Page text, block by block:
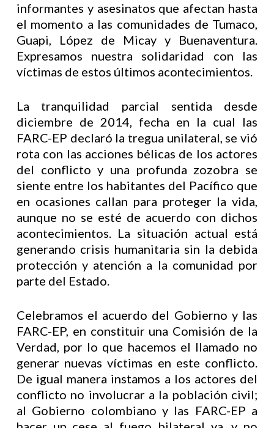
informantes y asesinatos que afectan hasta
el momento a las comunidades de Tumaco,
Guapi, López de Micay y Buenaventura.
Expresamos nuestra solidaridad con las
víctimas de estos últimos acontecimientos.
La tranquilidad parcial sentida desde
diciembre de 2014, fecha en la cual las
FARC-EP declaró la tregua unilateral, se vió
rota con las acciones bélicas de los actores
del conflicto y una profunda zozobra se
siente entre los habitantes del Pacífico que
en ocasiones callan para proteger la vida,
aunque no se esté de acuerdo con dichos
acontecimientos. La situación actual está
generando crisis humanitaria sin la debida
protección y atención a la comunidad por
parte del Estado.
Celebramos el acuerdo del Gobierno y las
FARC-EP, en constituir una Comisión de la
Verdad, por lo que hacemos el llamado no
generar nuevas víctimas en este conflicto.
De igual manera instamos a los actores del
conflicto no involucrar a la población civil;
al Gobierno colombiano y las FARC-EP a